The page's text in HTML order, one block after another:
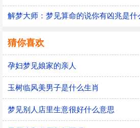
解梦大师：梦见算命的说你有凶兆是什
猜你喜欢
孕妇梦见娘家的亲人
玉树临风美男子是什么生肖
梦见别人店里生意很好什么意思